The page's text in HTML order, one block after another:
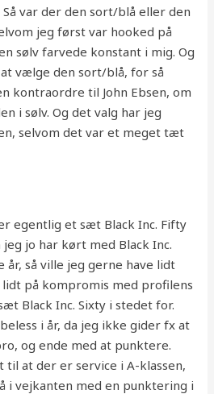
var der den sort/blå eller den
jeg først var hooked på
sølv farvede konstant i mig. Og
vælge den sort/blå, for så
kontraordre til John Ebsen, om
i sølv. Og det valg har jeg
selvom det var et meget tæt
egentlig et sæt Black Inc. Fifty
jo har kørt med Black Inc.
år, så ville jeg gerne have lidt
på kompromis med profilens
Black Inc. Sixty i stedet for.
i år, da jeg ikke gider fx at
og ende med at punktere.
at der er service i A-klassen,
i vejkanten med en punktering i